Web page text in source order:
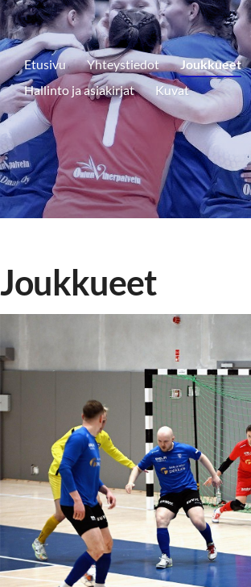
Etusivu Yhteystiedot Joukkueet
Hallinto ja asiakirjat
Kuvat
Joukkueet